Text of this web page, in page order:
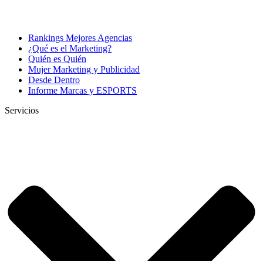
Rankings Mejores Agencias
¿Qué es el Marketing?
Quién es Quién
Mujer Marketing y Publicidad
Desde Dentro
Informe Marcas y ESPORTS
Servicios